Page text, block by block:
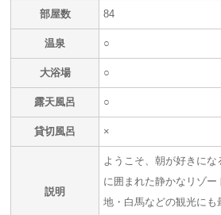
部屋数 84
温泉 ○
大浴場 ○
露天風呂 ○
貸切風呂 ×
説明
ようこそ、朝が好きに
に囲まれた静かなリゾ
地・白馬などの観光に